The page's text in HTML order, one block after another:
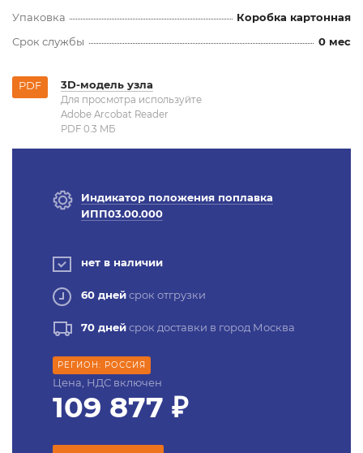
Упаковка
Коробка картонная
Срок службы
0 мес
PDF 3D-модель узла
Для просмотра используйте
Adobe Arcobat Reader
PDF 0.3 MБ
Индикатор положения поплавка
ИПП03.00.000
нет в наличии
60 днейсрок отгрузки
70 днейсрок доставки в город Москва
РЕГИОН: РОССИЯ
Цена, НДС включен
109 877 ₽